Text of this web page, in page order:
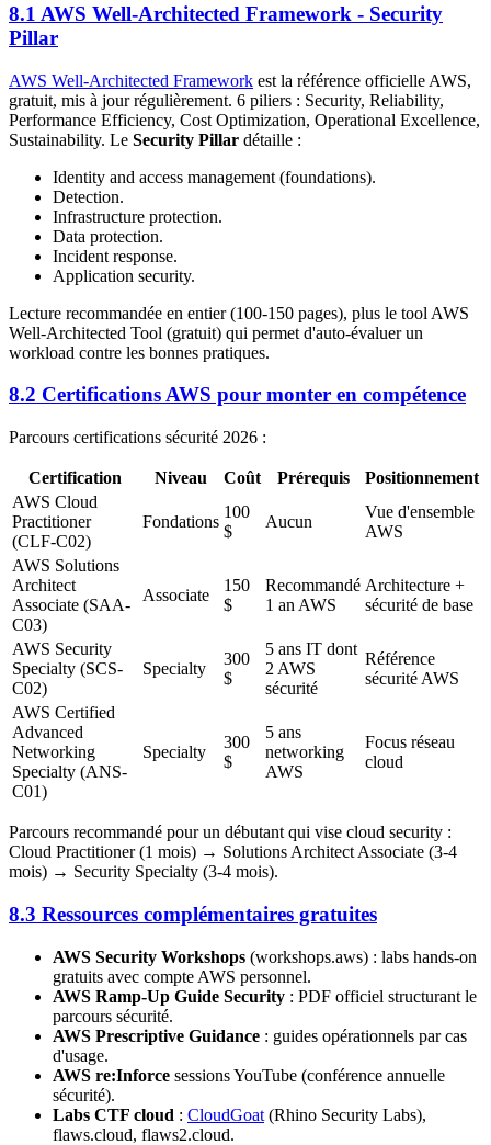
8.1 AWS Well-Architected Framework - Security
Pillar
AWS Well-Architected Framework est la référence officielle AWS,
gratuit, mis à jour régulièrement. 6 piliers : Security, Reliability,
Performance Efficiency, Cost Optimization, Operational Excellence,
Sustainability. Le Security Pillar détaille :
Identity and access management (foundations).
Detection.
Infrastructure protection.
Data protection.
Incident response.
Application security.
Lecture recommandée en entier (100-150 pages), plus le tool AWS
Well-Architected Tool (gratuit) qui permet d'auto-évaluer un
workload contre les bonnes pratiques.
8.2 Certifications AWS pour monter en compétence
Parcours certifications sécurité 2026 :
Certification Niveau Coût Prérequis
Positionnement
AWS Cloud
Practitioner
(CLF-C02)
Fondations
100
$
Aucun
Vue d'ensemble
AWS
AWS Solutions
Architect
Associate (SAA-
C03)
Associate
150
$
Recommandé
1 an AWS
Architecture +
sécurité de base
AWS Security
Specialty (SCS-
C02)
Specialty
300
$
5 ans IT dont
2 AWS
sécurité
Référence
sécurité AWS
AWS Certified
Advanced
Networking
Specialty (ANS-
C01)
Specialty
300
$
5 ans
networking
AWS
Focus réseau
cloud
Parcours recommandé pour un débutant qui vise cloud security :
Cloud Practitioner (1 mois) → Solutions Architect Associate (3-4
mois) → Security Specialty (3-4 mois).
8.3 Ressources complémentaires gratuites
AWS Security Workshops (workshops.aws) : labs hands-on
gratuits avec compte AWS personnel.
AWS Ramp-Up Guide Security : PDF officiel structurant le
parcours sécurité.
AWS Prescriptive Guidance : guides opérationnels par cas
d'usage.
AWS re:Inforce sessions YouTube (conférence annuelle
sécurité).
Labs CTF cloud : CloudGoat (Rhino Security Labs),
flaws.cloud, flaws2.cloud.